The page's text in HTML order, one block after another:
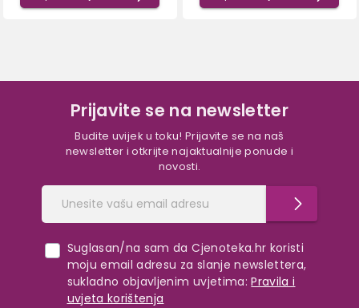
Prijavite se na newsletter
Budite uvijek u toku! Prijavite se na naš
newsletter i otkrijte najaktualnije ponude i
novosti.
Suglasan/na sam da Cjenoteka.hr koristi
moju email adresu za slanje newslettera,
sukladno objavljenim uvjetima: Pravila i
uvjeta korištenja